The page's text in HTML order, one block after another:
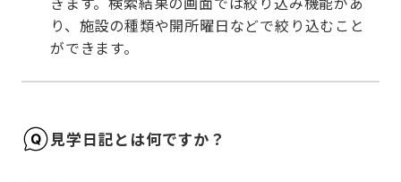
り、施設の種類や開所曜日などで絞り込むこと
ができます。
見学日記とは何ですか？